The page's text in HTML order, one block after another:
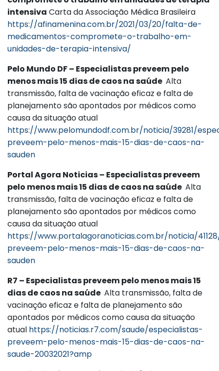
intensiva Carta da Associação Médica Brasileira
https://afinamenina.com.br/2021/03/20/falta-de-
medicamentos-compromete-o-trabalho-em-
unidades-de-terapia-intensiva/
Pelo Mundo DF – Especialistas preveem pelo
menos mais 15 dias de caos na saúde Alta
transmissão, falta de vacinação eficaz e falta de
planejamento são apontados por médicos como
causa da situação atual
https://www.pelomundodf.com.br/noticia/39281/
preveem-pelo-menos-mais-15-dias-de-caos-na-
sauden
Portal Agora Noticias – Especialistas preveem
pelo menos mais 15 dias de caos na saúde Alta
transmissão, falta de vacinação eficaz e falta de
planejamento são apontados por médicos como
causa da situação atual
https://www.portalagoranoticias.com.br/noticia/
preveem-pelo-menos-mais-15-dias-de-caos-na-
sauden
R7 – Especialistas preveem pelo menos mais 15
dias de caos na saúde Alta transmissão, falta de
vacinação eficaz e falta de planejamento são
apontados por médicos como causa da situação
atual https://noticias.r7.com/saude/especialistas-
preveem-pelo-menos-mais-15-dias-de-caos-na-
saude-20032021?amp